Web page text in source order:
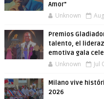
Amor"
Unknown
Premios
talento, el
emotiva gala
Unknown Jul
Milano vive
2026